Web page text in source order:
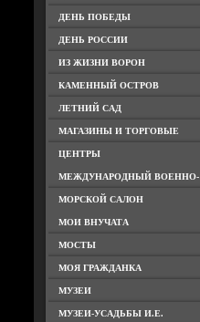
ДЕНЬ ПОБЕДЫ
ДЕНЬ РОССИИ
ИЗ ЖИЗНИ ВОРОН
КАМЕННЫЙ ОСТРОВ
ЛЕТНИЙ САД
МАГАЗИНЫ И ТОРГОВЫЕ
ЦЕНТРЫ
МЕЖДУНАРОДНЫЙ ВОЕННО-
МОРСКОЙ САЛОН
МОИ ВНУЧАТА
МОСТЫ
МОЯ ГРАЖДАНКА
МУЗЕИ
МУЗЕИ-УСАДЬБЫ И.Е.